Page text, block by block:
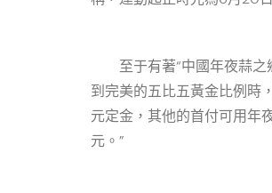
至于有著“中國年夜蒜之
到完美的五比五黃金比例時
元定金，其他的首付可用年
元。”